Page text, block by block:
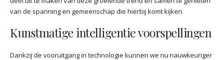
van de spanning en gemeenschap die hierbij komt kijken.
Kunstmatige intelligentie voorspellingen
Dankzij de vooruitgang in technologie kunnen we nu nauwkeuriger